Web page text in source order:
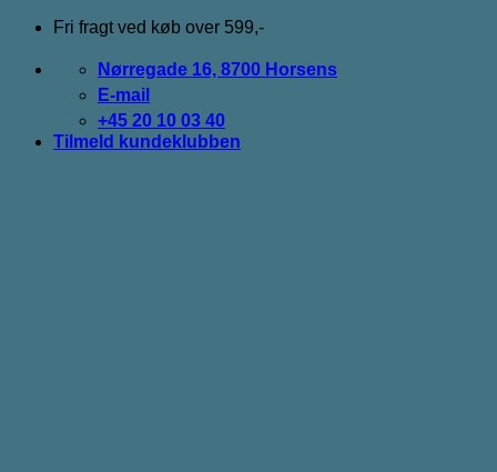
Fortsæt
indhold
Fri fragt ved køb over 599,-
Nørregade 16, 8700 Horsens
E-mail
+45 20 10 03 40
Tilmeld kundeklubben